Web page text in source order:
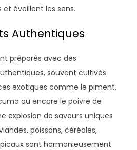
et éveillent les sens.
Authentiques
préparés avec des
souvent cultivés
exotiques comme le piment,
ou encore le poivre de
explosion de saveurs uniques
poissons, céréales,
sont harmonieusement